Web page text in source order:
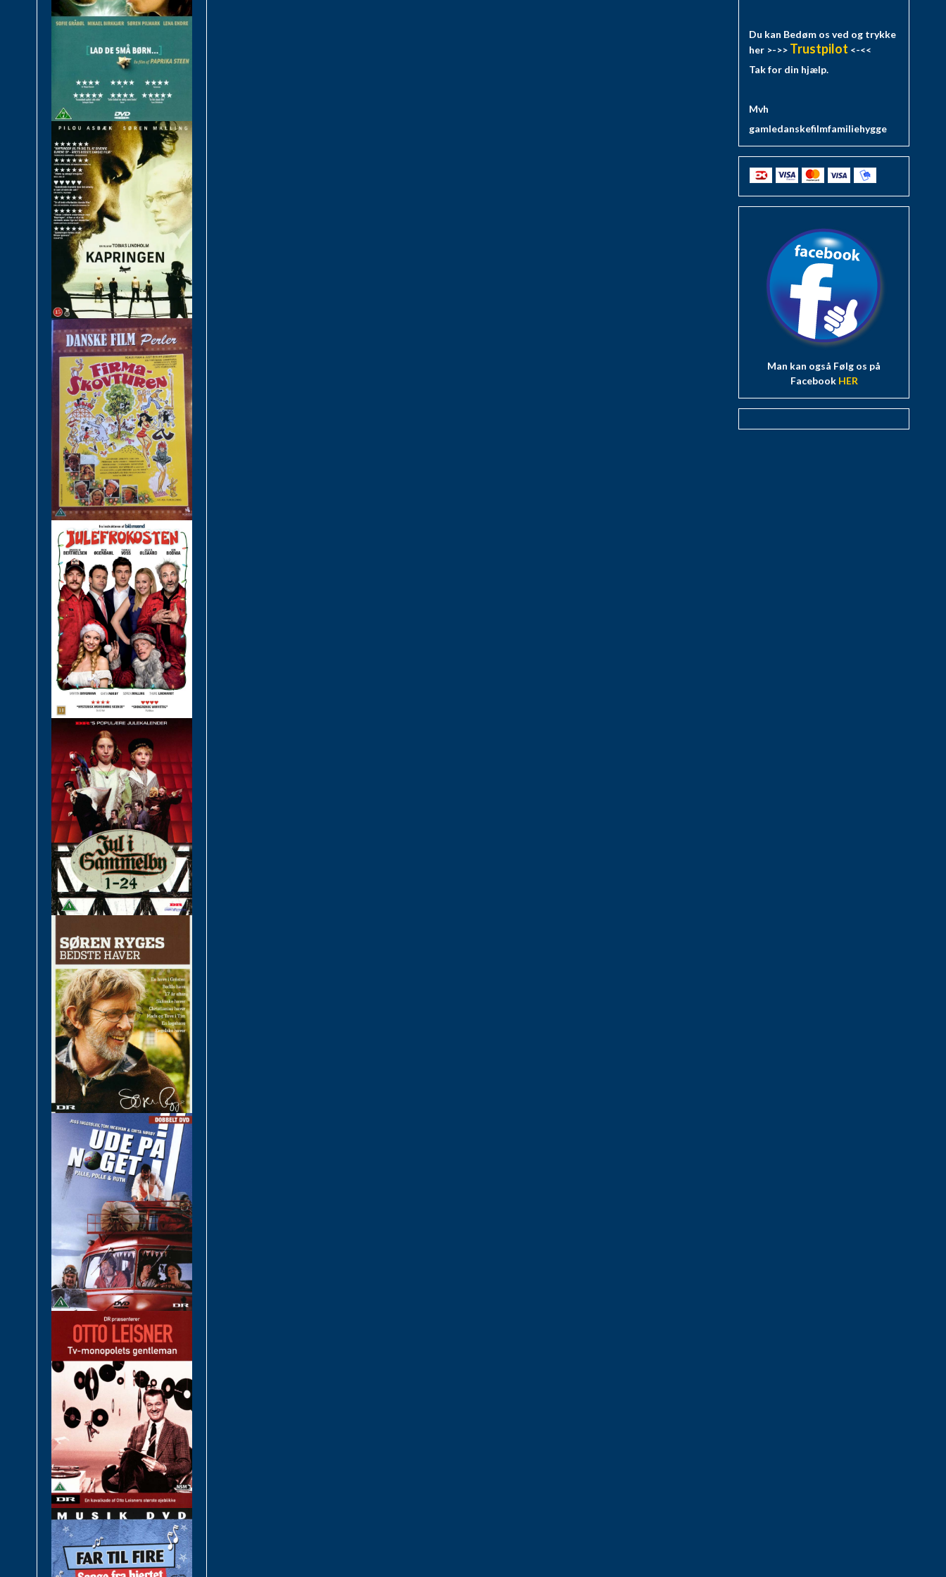
Du kan Bedøm os ved og trykke
her >->> Trustpilot <-<<
Tak for din hjælp.
Mvh
gamledanskefilmfamiliehygge
Man kan også Følg os på
Facebook HER